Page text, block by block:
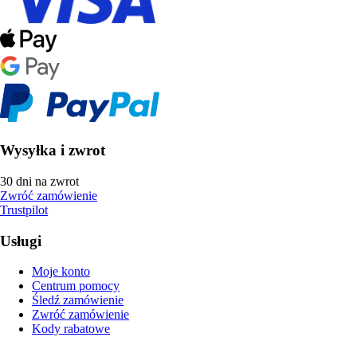
Wysyłka i zwrot
30 dni na zwrot
Zwróć zamówienie
Trustpilot
Usługi
Moje konto
Centrum pomocy
Śledź zamówienie
Zwróć zamówienie
Kody rabatowe